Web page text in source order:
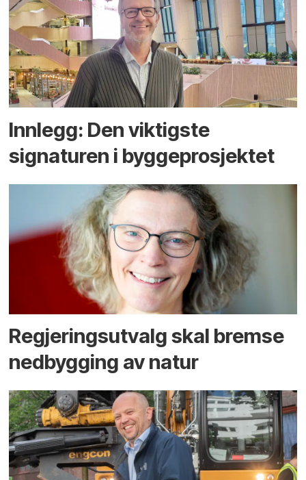
Innlegg: Den viktigste
signaturen i bygge­­prosjektet
Regjerings­utvalg skal bremse
ned­bygging av natur